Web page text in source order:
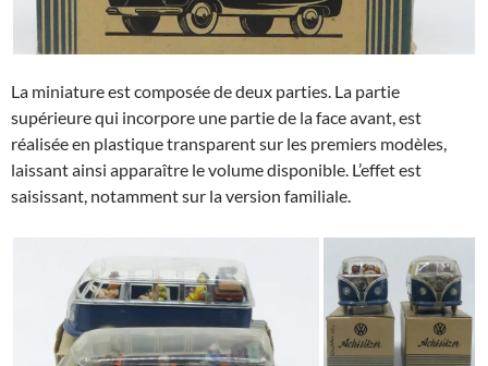
La miniature est composée de deux parties. La partie
supérieure qui incorpore une partie de la face avant, est
réalisée en plastique transparent sur les premiers modèles,
laissant ainsi apparaître le volume disponible. L’effet est
saisissant, notamment sur la version familiale.